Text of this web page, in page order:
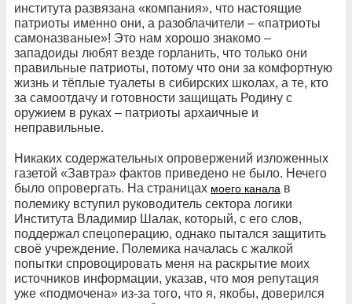
института развязана «компания», что настоящие
патриоты именно они, а разоблачители – «патриоты
самоназваные»! Это нам хорошо знакомо –
западоиды любят везде горланить, что только они
правильные патриоты, потому что они за комфортную
жизнь и тёплые туалеты в сибирских школах, а те, кто
за самоотдачу и готовности защищать Родину с
оружием в руках – патриоты архаичные и
неправильные.
Никаких содержательных опровержений изложенных
газетой «Завтра» фактов приведено не было. Нечего
было опровергать. На страницах моего канала в
полемику вступил руководитель сектора логики
Института Владимир Шалак, который, с его слов,
поддержал спецоперацию, однако пытался защитить
своё учреждение. Полемика началась с жалкой
попытки спровоцировать меня на раскрытие моих
источников информации, указав, что моя репутация
уже «подмочена» из-за того, что я, якобы, доверился